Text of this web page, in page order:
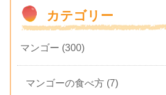
カテゴリー
マンゴー (300)
マンゴーの食べ方 (7)